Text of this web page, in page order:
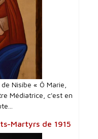
Nisibe « Ô Marie,
Médiatrice, c'est en
Martyrs de 1915